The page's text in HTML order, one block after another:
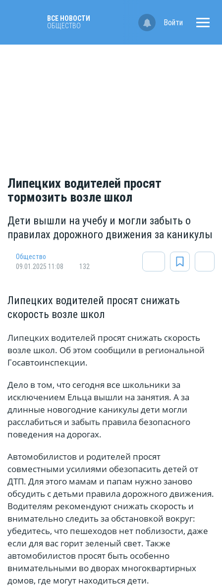
ВСЕ НОВОСТИ
ОБЩЕСТВО
Войти
Липецких водителей просят
тормозить возле школ
Дети вышли на учебу и могли забыть о
правилах дорожного движения за каникулы
Общество
09.01.2025 11:08
132
Липецких водителей просят снижать
скорость возле школ
Липецких водителей просят снижать скорость
возле школ. Об этом сообщили в региональной
Госавтоинспекции.
Дело в том, что сегодня все школьники за
исключением Ельца вышли на занятия. А за
длинные новогодние каникулы дети могли
расслабиться и забыть правила безопасного
поведения на дорогах.
Автомобилистов и родителей просят
совместными усилиями обезопасить детей от
ДТП. Для этого мамам и папам нужно заново
обсудить с детьми правила дорожного движения.
Водителям рекомендуют снижать скорость и
внимательно следить за обстановкой вокруг:
убедитесь, что пешеходов нет поблизости, даже
если для вас горит зеленый свет. Также
автомобилистов просят быть особенно
внимательными во дворах многоквартирных
домов, где могут находиться дети.